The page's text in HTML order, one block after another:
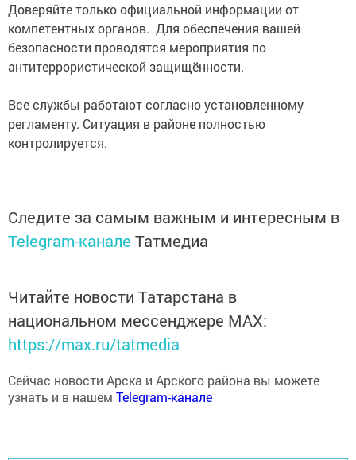
Доверяйте только официальной информации от
компетентных органов. Для обеспечения вашей
безопасности проводятся мероприятия по
антитеррористической защищённости.
Все службы работают согласно установленному
регламенту. Ситуация в районе полностью
контролируется.
Следите за самым важным и интересным в
Telegram-канале Татмедиа
Читайте новости Татарстана в
национальном мессенджере MАХ:
https://max.ru/tatmedia
Сейчас новости Арска и Арского района вы можете
узнать и в нашем Telegram-канале